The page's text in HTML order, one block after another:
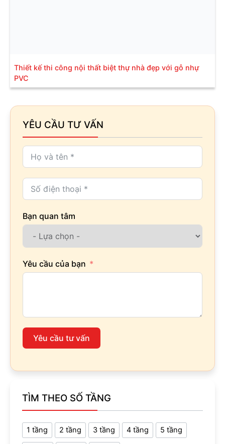
Thiết kế thi công nội thất biệt thự nhà đẹp với gỗ nhự
PVC
YÊU CẦU TƯ VẤN
Bạn quan tâm
Yêu cầu của bạn
Yêu cầu tư vấn
TÌM THEO SỐ TẦNG
1 tầng 2 tầng 3 tầng 4 tầng 5 tầng